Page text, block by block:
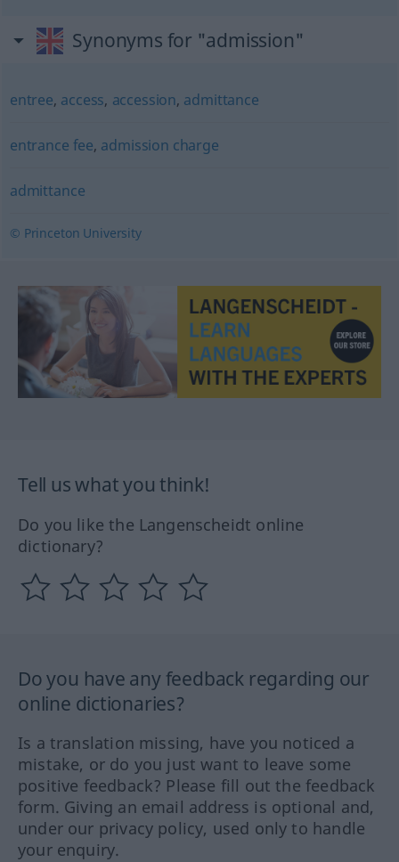
Synonyms for "admission"
entree, access, accession, admittance
entrance fee, admission charge
admittance
© Princeton University
Tell us what you think!
Do you like the Langenscheidt online
dictionary?
Do you have any feedback regarding our
online dictionaries?
Is a translation missing, have you noticed a
mistake, or do you just want to leave some
positive feedback? Please fill out the feedback
form. Giving an email address is optional and,
under our privacy policy, used only to handle
your enquiry.